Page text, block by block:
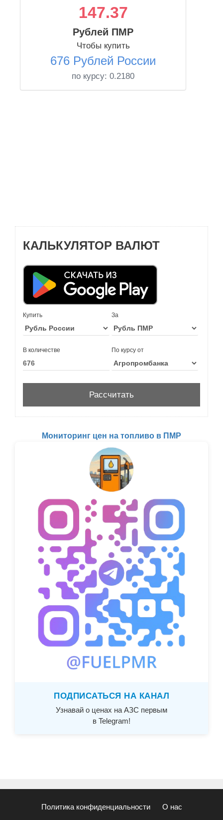
147.37
Рублей ПМР
Чтобы купить
676 Рублей России
по курсу: 0.2180
КАЛЬКУЛЯТОР ВАЛЮТ
Купить За
В количестве По курсу от
Мониторинг цен на топливо в ПМР
ПОДПИСАТЬСЯ НА КАНАЛ
Узнавай о ценах на АЗС первым
в Telegram!
Политика конфиденциальности О нас